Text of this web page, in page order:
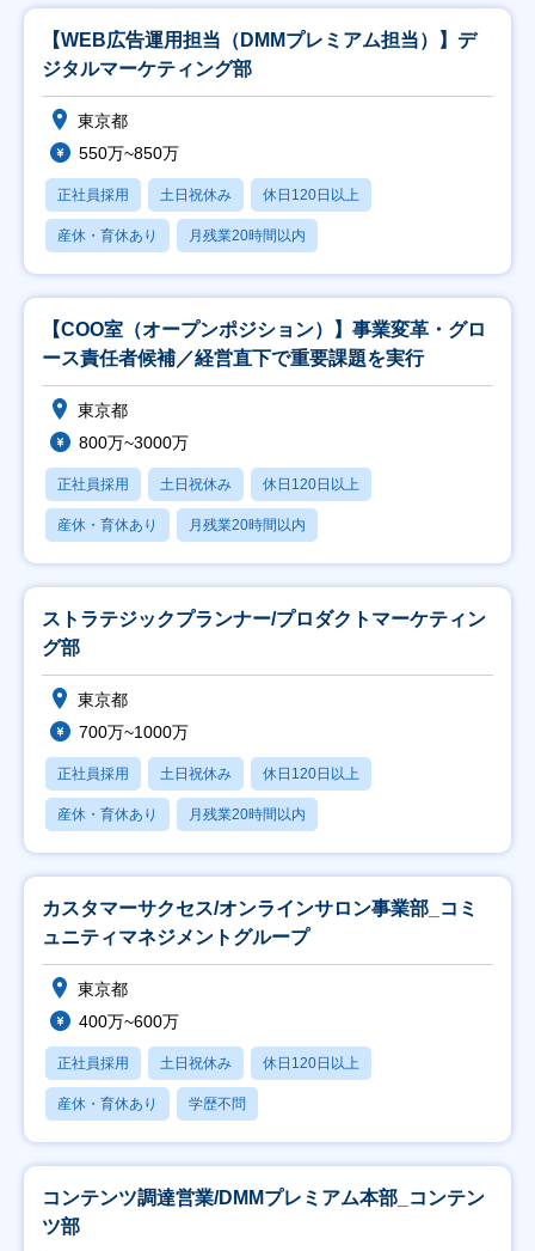
【WEB広告運用担当（DMMプレミアム担当）】デ
ジタルマーケティング部
東京都
550万~850万
正社員採用 土日祝休み 休日120日以上
産休・育休あり 月残業20時間以内
【COO室（オープンポジション）】事業変革・グロ
ース責任者候補／経営直下で重要課題を実行
東京都
800万~3000万
正社員採用 土日祝休み 休日120日以上
産休・育休あり 月残業20時間以内
ストラテジックプランナー/プロダクトマーケティン
グ部
東京都
700万~1000万
正社員採用 土日祝休み 休日120日以上
産休・育休あり 月残業20時間以内
カスタマーサクセス/オンラインサロン事業部_コミ
ュニティマネジメントグループ
東京都
400万~600万
正社員採用 土日祝休み 休日120日以上
産休・育休あり 学歴不問
コンテンツ調達営業/DMMプレミアム本部_コンテン
ツ部